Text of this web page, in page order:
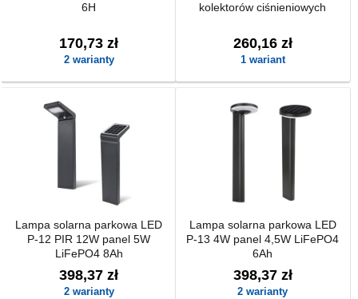
6H
170,73 zł
2 warianty
kolektorów ciśnieniowych
260,16 zł
1 wariant
Lampa solarna parkowa LED
P-12 PIR 12W panel 5W
LiFePO4 8Ah
398,37 zł
2 warianty
Lampa solarna parkowa LED
P-13 4W panel 4,5W LiFePO4
6Ah
398,37 zł
2 warianty